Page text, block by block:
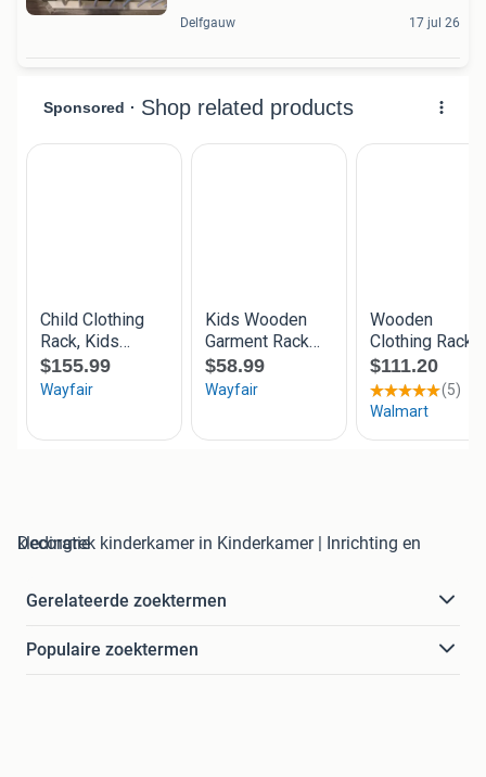
Delfgauw 17 jul 26
kledingrek kinderkamer in Kinderkamer | Inrichting en Decoratie
Gerelateerde zoektermen
Populaire zoektermen